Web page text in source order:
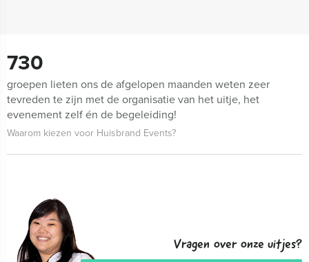
730
groepen lieten ons de afgelopen maanden weten zeer
tevreden te zijn met de organisatie van het uitje, het
evenement zelf én de begeleiding!
Waarom kiezen voor Huisbrand Events?
Vragen over onze uitjes?